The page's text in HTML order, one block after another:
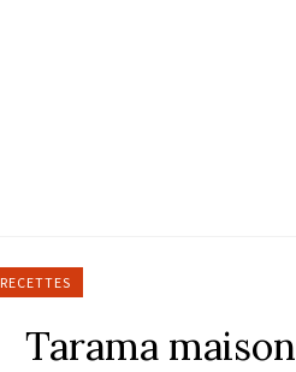
RECETTES
Tarama maison